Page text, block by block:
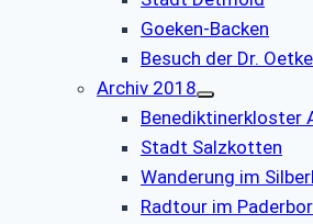
Goeken-Backen
Besuch der Dr.
Archiv 2018
Benediktinerkloster
Stadt Salzkotten
Wanderung im
Radtour im